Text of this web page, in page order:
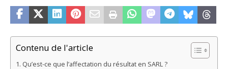
Contenu de l'article
Qu’est-ce que l’affectation du résultat en SARL ?